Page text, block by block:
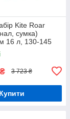
Kite Roar
сумка)
16 л, 130-145
531M-5
₴ 3 723 ₴
Купити